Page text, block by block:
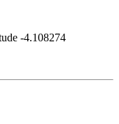
-4.108274